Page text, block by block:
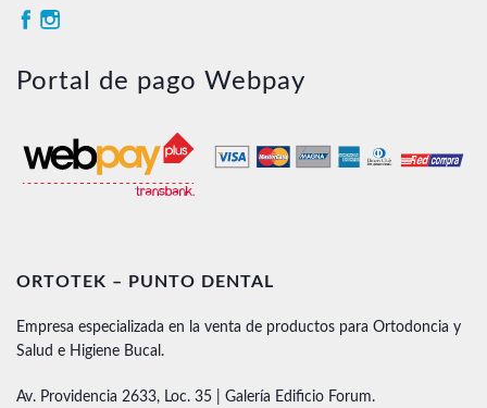
Portal de pago Webpay
ORTOTEK – PUNTO DENTAL
Empresa especializada en la venta de productos para Ortodoncia y
Salud e Higiene Bucal.
Av. Providencia 2633, Loc. 35 | Galería Edificio Forum.